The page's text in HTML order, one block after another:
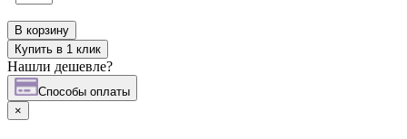
В корзину
Купить в 1 клик
Нашли дешевле?
Cпособы оплаты
×